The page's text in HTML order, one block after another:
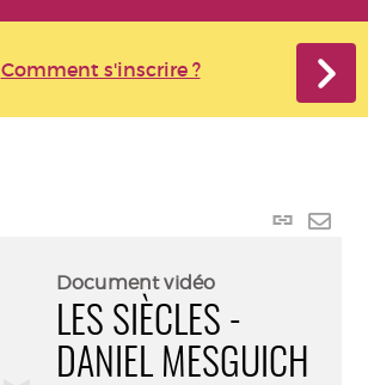
Comment s'inscrire ?
Lien
Document vidéo
LES SIÈCLES -
DANIEL MESGUICH